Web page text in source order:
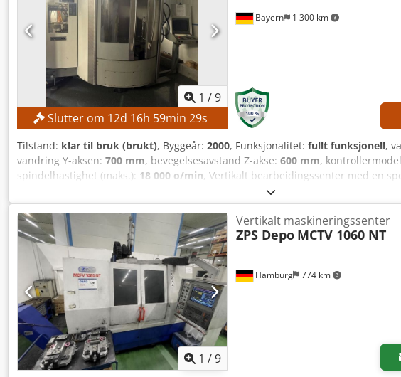
1 /9
Slutter om 12d 16h 59min27s
Bayern 1 300 km
Tilstand: klar til bruk (brukt), Byggeår: 2000, Funksjonalitet: fullt funksjonell,
vandring Y-aksen: 700 mm, bevegelsesavstand Z-akse: 600 mm,
spindelhastighet (maks.): 18 000 o/min, Vertikalt bearbeidingssenter med en
driftstimer)! TEKNISKE DETALJER Slaglengde X-akse: 800 mm Slaglengde Y-akse:
akse: 600 mm Spindel Spindelhastighet: 18 000 o/min Driftstimer for den nye
Verktøyholder: HSK 63 MASKINDETALJER Intern kjølevæsketilførsel: 40 bar
Styresystemprodusent: Heidenhain Styresystemmodell: Mill Plus Cedpfx
rundbord med C-akse NC-svinghode FD-funksjon Palettveksler Infrarød
Ekstra magasin med 120 plasser
1 /9
Hamburg 774 km
Vertikalt maskineringssenter
ZPS Depo MCTV 1060 NT